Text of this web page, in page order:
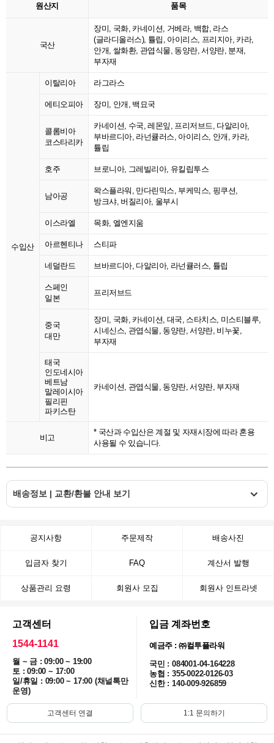
원산지 품목
국산
장미, 국화, 카네이션, 거베라, 백합, 라스
(글라디올러스), 튤립, 아이리스, 프리지아, 카라,
안개, 쌀화환, 관엽식물, 동양란, 서양란, 분재,
부자재
수입산
이탈리아 라그라스
에티오피아 장미, 안개, 백묘국
콜롬비아
코스타리카
카네이션, 수국, 레몬잎, 프리저브드, 다알리아,
부바르디아, 라넌큘러스, 아이리스, 안개, 카라,
튤립
호주 브로니아, 그레빌리아, 유킬립투스
남아공
왁스플라워, 만다린믹스, 부케믹스, 핑쿠션,
방크샤, 버질리아, 울부시
이스라엘 목화, 엘엔지움
아르헨티나 스티파
네덜란드 브바르디아, 다알리아, 라넌큘러스, 튤립
스페인
일본
프리저브드
중국
대만
장미, 국화, 카네이션, 대국, 스타치스, 미스티블루,
시네신스, 관엽식물, 동양란, 서양란, 비누꽃,
부자재
태국
인도네시아
베트남
말레이시아
필리핀
파키스탄
카네이션, 관엽식물, 동양란, 서양란, 부자재
비고
* 국산과 수입산은 계절 및 자재시장에 따라 혼용
사용될 수 있습니다.
배송정보 | 교환/환불 안내 보기
공지사항 주문제작 배송사진
입금자 찾기 FAQ 계산서 발행
상품관리 요령 회원사 모집 회원사 인트라넷
고객센터
1544-1141
월 ~ 금 : 09:00 ~ 19:00
토 : 09:00 ~ 17:00
일/휴일 : 09:00 ~ 17:00 (채널톡만
운영)
입금 계좌번호
예금주 : ㈜컬투플라워
국민 : 084001-04-164228
농협 : 355-0022-0126-03
신한 : 140-009-926859
고객센터 연결 1:1 문의하기